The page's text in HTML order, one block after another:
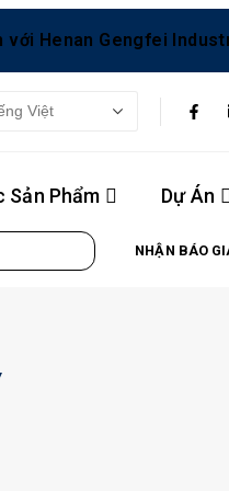
với Henan Gengfei
Sản Phẩm Dự Án
NHẬN BÁO